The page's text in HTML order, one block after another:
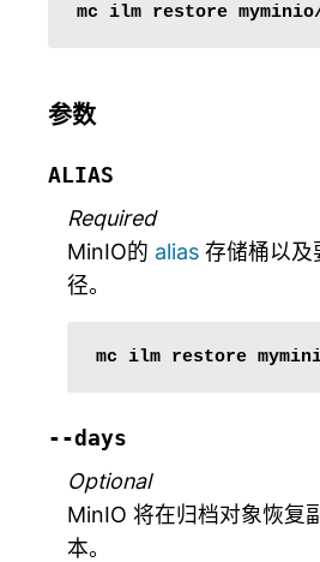
mc ilm restore
参数
ALIAS
Required
MinIO的 alias 存储桶以及
径。
mc ilm restore
--days
Optional
MinIO 将在归档对象恢复
本。